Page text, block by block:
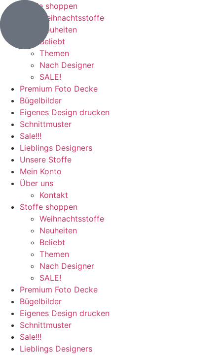
Stoffe shoppen
Weihnachtsstoffe
Neuheiten
Beliebt
Themen
Nach Designer
SALE!
Premium Foto Decke
Bügelbilder
Eigenes Design drucken
Schnittmuster
Sale!!!
Lieblings Designers
Unsere Stoffe
Mein Konto
Über uns
Kontakt
Stoffe shoppen
Weihnachtsstoffe
Neuheiten
Beliebt
Themen
Nach Designer
SALE!
Premium Foto Decke
Bügelbilder
Eigenes Design drucken
Schnittmuster
Sale!!!
Lieblings Designers